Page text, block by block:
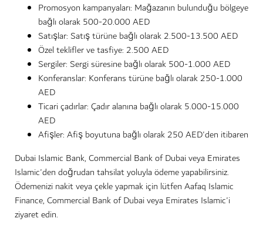
Promosyon kampanyaları: Mağazanın bulunduğu bölgeye
bağlı olarak 500-20.000 AED
Satışlar: Satış türüne bağlı olarak 2.500-13.500 AED
Özel teklifler ve tasfiye: 2.500 AED
Sergiler: Sergi süresine bağlı olarak 500-1.000 AED
Konferanslar: Konferans türüne bağlı olarak 250-1.000
AED
Ticari çadırlar: Çadır alanına bağlı olarak 5.000-15.000
AED
Afişler: Afiş boyutuna bağlı olarak 250 AED'den itibaren
Dubai Islamic Bank, Commercial Bank of Dubai veya Emirates
Islamic'den doğrudan tahsilat yoluyla ödeme yapabilirsiniz.
Ödemenizi nakit veya çekle yapmak için lütfen Aafaq Islamic
Finance, Commercial Bank of Dubai veya Emirates Islamic'i
ziyaret edin.